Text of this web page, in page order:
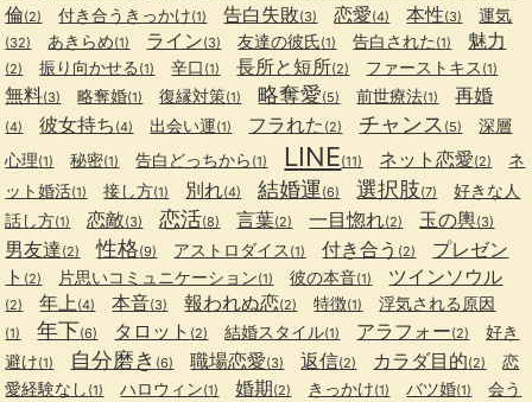
倫(2) 付き合うきっかけ(1) 告白失敗(3) 恋愛(4) 本性(3) 運気
(32) あきらめ(1) ライン(3) 友達の彼氏(1) 告白された (1) 魅力
(2) 振り向かせる (1) 辛口 (1) 長所と短所(2) ファーストキス (1)
無料(3) 略奪婚(1) 復縁対策(1) 略奪愛(5) 前世療法(1) 再婚
(4) 彼女持ち (4) 出会い運(1) フラれた (2) チャンス (5)
深層
心理(1) 秘密(1) 告白どっちから (1) LINE(11) ネット恋愛(2)
ネ
ット婚活(1) 接し方(1) 別れ(4) 結婚運(6) 選択肢(7)
好きな人
話し方(1) 恋敵(3) 恋活(8) 言葉(2) 一目惚れ(2) 玉の輿(3)
男友達(2) 性格(9) アストロダイス (1) 付き合う (2)
プレゼン
ト (2) 片思いコミュニケーション(1) 彼の本音(1) ツインソウル
(2) 年上 (4) 本音(3) 報われぬ恋(2) 特徴(1) 浮気される原因
(1) 年下(6) タロット (2) 結婚スタイル(1) アラフォー(2)
好き
避け(1) 自分磨き (6) 職場恋愛(3) 返信(2) カラダ目的(2)
恋
愛経験なし (1) ハロウィン(1) 婚期(2) きっかけ(1) バツ婚(1) 会う